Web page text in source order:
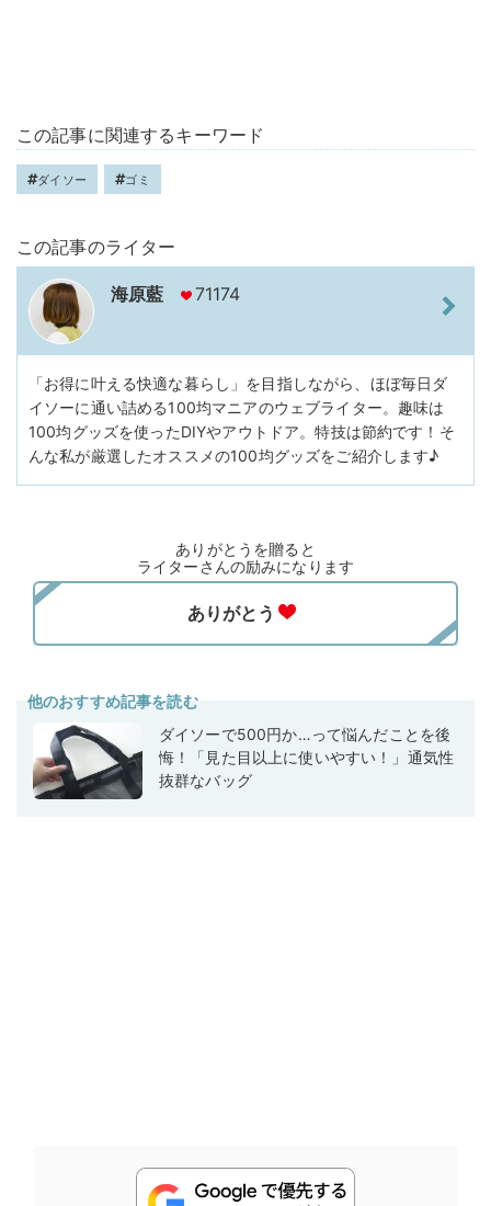
この記事に関連するキーワード
ダイソー ゴミ
この記事のライター
海原藍 71174
「お得に叶える快適な暮らし」を目指しながら、ほぼ毎日ダ
イソーに通い詰める100均マニアのウェブライター。趣味は
100均グッズを使ったDIYやアウトドア。特技は節約です！そ
んな私が厳選したオススメの100均グッズをご紹介します♪
ありがとうを贈ると
ライターさんの励みになります
他のおすすめ記事を読む
ダイソーで500円か…って悩んだことを後
悔！「見た目以上に使いやすい！」通気性
抜群なバッグ